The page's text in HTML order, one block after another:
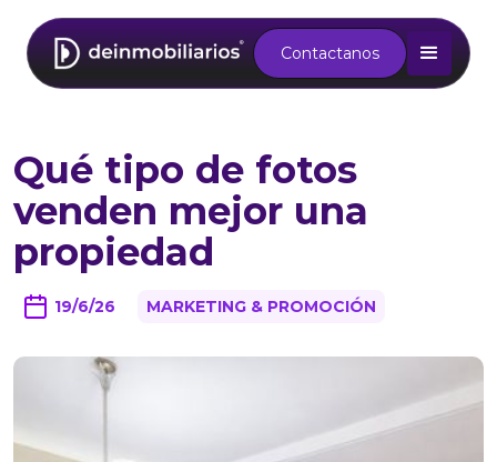
Qué tipo de fotos
venden mejor una
propiedad
19/6/26 MARKETING & PROMOCIÓN
Contactanos